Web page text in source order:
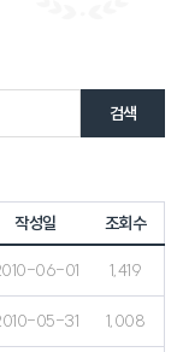
검색
작성일 조회수
06-01 1,419
05-31 1,008